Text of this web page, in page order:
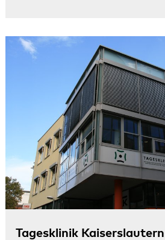
Tagesklinik Kaiserslautern